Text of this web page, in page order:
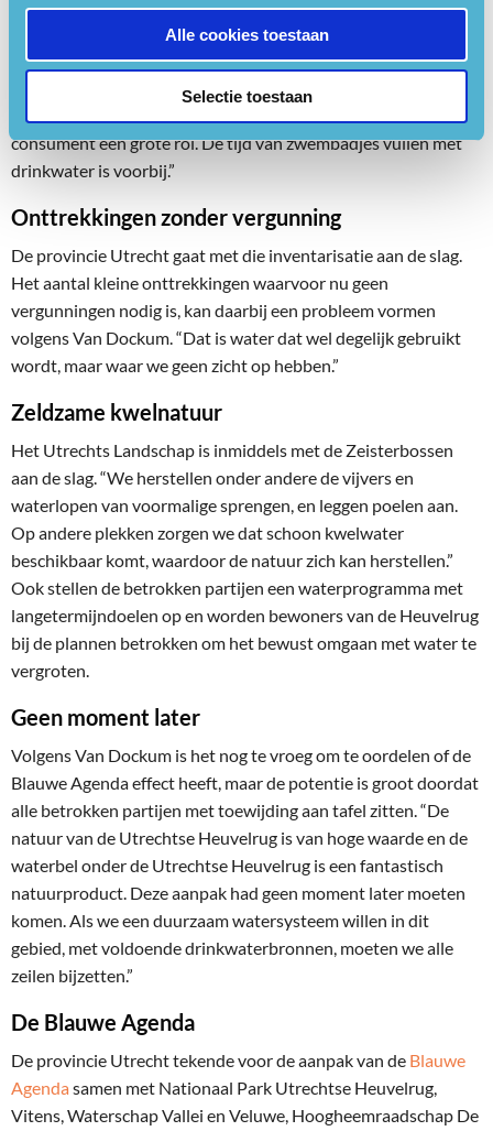
Alle cookies toestaan
Selectie toestaan
woorden, maar daden. Elke partij binnen de aanpak neemt een
aantal projecten onder zijn hoede. Volgens Van Dockum is het
belangrijk snel de waterbalans in het gebied in kaart te
brengen. “Dat is een flinke klus, maar daarna weet je ook aan
welke knoppen je kunt draaien. Daarbij speelt ook de
consument een grote rol. De tijd van zwembadjes vullen met
drinkwater is voorbij.”
Onttrekkingen zonder vergunning
De provincie Utrecht gaat met die inventarisatie aan de slag.
Het aantal kleine onttrekkingen waarvoor nu geen
vergunningen nodig is, kan daarbij een probleem vormen
volgens Van Dockum. “Dat is water dat wel degelijk gebruikt
wordt, maar waar we geen zicht op hebben.”
Zeldzame kwelnatuur
Het Utrechts Landschap is inmiddels met de Zeisterbossen
aan de slag. “We herstellen onder andere de vijvers en
waterlopen van voormalige sprengen, en leggen poelen aan.
Op andere plekken zorgen we dat schoon kwelwater
beschikbaar komt, waardoor de natuur zich kan herstellen.”
Ook stellen de betrokken partijen een waterprogramma met
langetermijndoelen op en worden bewoners van de Heuvelrug
bij de plannen betrokken om het bewust omgaan met water te
vergroten.
Geen moment later
Volgens Van Dockum is het nog te vroeg om te oordelen of de
Blauwe Agenda effect heeft, maar de potentie is groot doordat
alle betrokken partijen met toewijding aan tafel zitten. “De
natuur van de Utrechtse Heuvelrug is van hoge waarde en de
waterbel onder de Utrechtse Heuvelrug is een fantastisch
natuurproduct. Deze aanpak had geen moment later moeten
komen. Als we een duurzaam watersysteem willen in dit
gebied, met voldoende drinkwaterbronnen, moeten we alle
zeilen bijzetten.”
De Blauwe Agenda
De provincie Utrecht tekende voor de aanpak van de Blauwe
Agendasamen met Nationaal Park Utrechtse Heuvelrug,
Vitens, Waterschap Vallei en Veluwe, Hoogheemraadschap De